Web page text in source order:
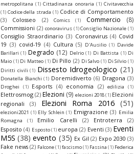
metropolitana (1) Cittadinanza onoraria (1) Civitavecchia
(1) Codice della strada (1) Codice di Comportamento
(3)
Colosseo (2) Comics (1) Commercio (8)
Commissioni (2) conoravirus (1) Consiglio Nazionale (1)
Consiglio Straordinario (3) Coronavirus (4) Covid
19 (3) covid-19 (4) Cultura (5) D'Ausilio (1) Davide
Barillari (1) Degrado (12) Delrio (1) Di Battista (1) Di
Maio (1) Di Matteo (1) Di Pillo (2) Di Salvo (1) Di Silvio (1)
Diritti civili (1) Dissesto Idrogeologico (21)
Donatella Bianchi (1) Doremidiverto (6) Dragona (3)
Droghei (1) E-sports (4) economia (2) edilizia (1)
Elettrosmog (2) Elezioni (9) elezioni 2018(1) Elezioni
regionali
(3) Elezioni Roma 2016 (51)
elezioni2021 (1) Elly Schlein (1) Emigrazione (3) Emilia
Romagna
(1) Emilio Carelli (2) Entroterra
(2)
Esposito (4) Esposto(1) europa (2) Eventi (3) Eventi
M5S (38) evento (35) Ex Gil (2) Expo 2030 (3)
Fake news (2) Falcone(1)fascismo(1) Fassina (1) Federica